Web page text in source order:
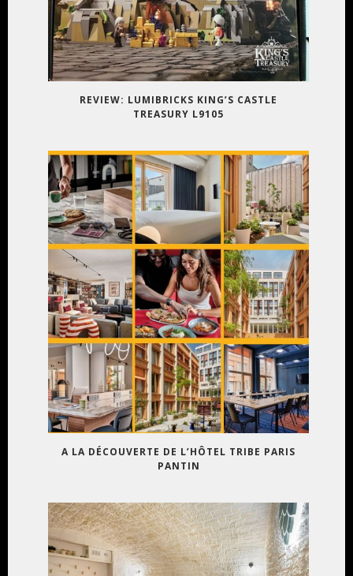
REVIEW: LUMIBRICKS KING’S CASTLE
TREASURY L9105
A LA DÉCOUVERTE DE L’HÔTEL TRIBE PARIS
PANTIN